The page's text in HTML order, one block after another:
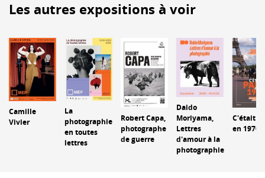
Les autres expositions à voir
Camille
Vivier
La
photographie
en toutes
lettres
Robert Capa,
photographe
de guerre
Daido
Moriyama,
Lettres
d'amour à la
photographie
C'était
en 1970